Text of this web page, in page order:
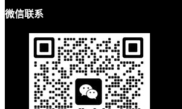
微信联系